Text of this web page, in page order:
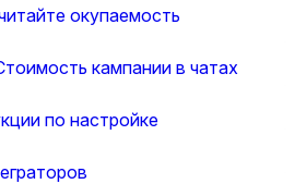
окупаемость
кампании в чатах
по настройке